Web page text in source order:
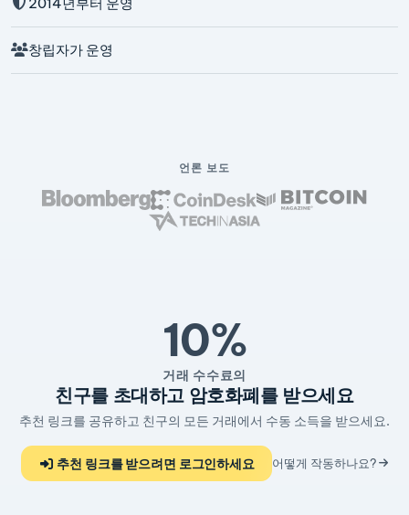
창립자가 운영
언론 보도
10%
거래 수수료의
친구를 초대하고 암호화폐를 받으세요
추천 링크를 공유하고 친구의 모든 거래에서 수동 소득을 받으세요.
추천 링크를 받으려면 로그인하세요 어떻게 작동하나요?